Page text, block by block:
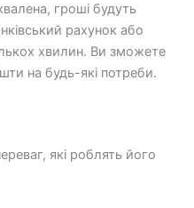
гроші будуть
рахунок або
хвилин. Ви зможете
на будь-які потреби.
які роблять його